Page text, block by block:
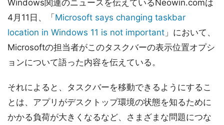
Windows関連のニュースを伝えているNeowin.comは
4月11日、「 Microsoft says changing taskbar
location in Windows 11 is not important 」において、
Microsoftの担当者がこのタスクバーの表示位置オプシ
ョンについて語った内容を伝えている。
それによると、タスクバーを移動できるようにするこ
とは、アプリがデスクトップ環境の状態を知るために
かかる負荷が大きくなるなど、さまざまな問題につな